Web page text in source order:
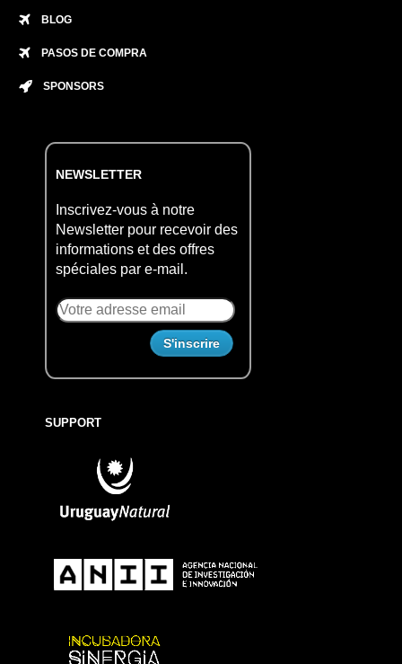
BLOG
PASOS DE COMPRA
SPONSORS
NEWSLETTER
Inscrivez-vous à notre
Newsletter pour recevoir des
informations et des offres
spéciales par e-mail.
SUPPORT